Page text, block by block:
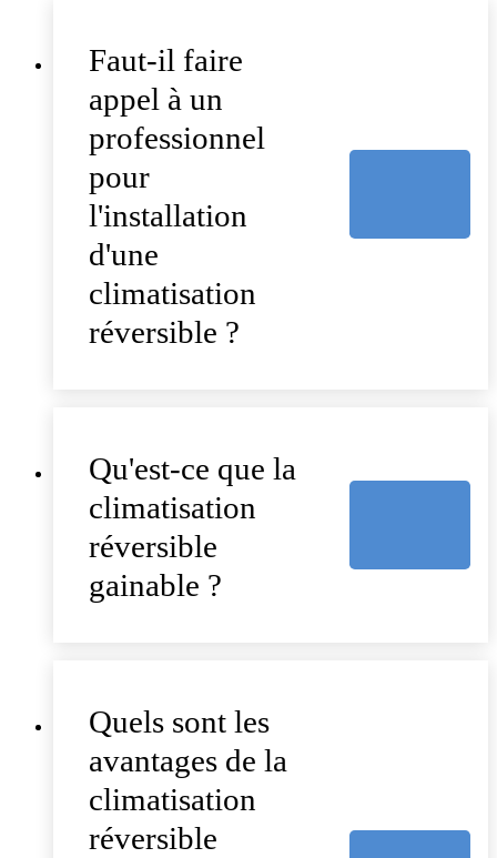
Faut-il faire
appel à un
professionnel
pour
l'installation
d'une
climatisation
réversible ?
Qu'est-ce que la
climatisation
réversible
gainable ?
Quels sont les
avantages de la
climatisation
réversible